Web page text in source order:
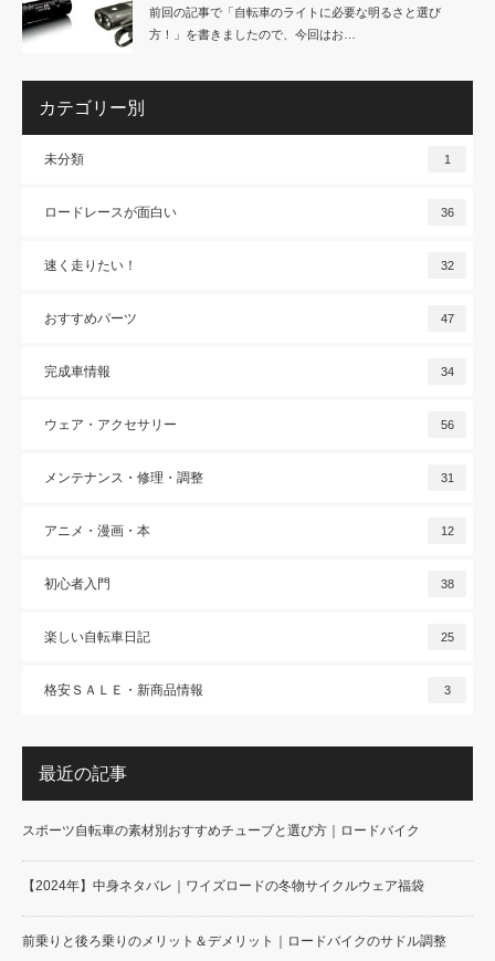
前回の記事で「自転車のライトに必要な明るさと選び
方！」を書きましたので、今回はお…
カテゴリー別
未分類 1
ロードレースが面白い 36
速く走りたい！ 32
おすすめパーツ 47
完成車情報 34
ウェア・アクセサリー 56
メンテナンス・修理・調整 31
アニメ・漫画・本 12
初心者入門 38
楽しい自転車日記 25
格安ＳＡＬＥ・新商品情報 3
最近の記事
スポーツ自転車の素材別おすすめチューブと選び方｜ロードバイク
【2024年】中身ネタバレ｜ワイズロードの冬物サイクルウェア福袋
前乗りと後ろ乗りのメリット＆デメリット｜ロードバイクのサドル調整